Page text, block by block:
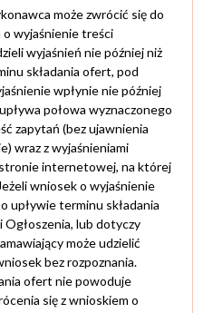
może zwrócić się do
o wyjaśnienie treści
wyjaśnień nie później niż
składania ofert, pod
wpłynie nie później
połowa wyznaczonego
zapytań (bez ujawnienia
wraz z wyjaśnieniami
stronie internetowej, na której
wniosek o wyjaśnienie
upływie terminu składania
lub dotyczy
może udzielić
bez rozpoznania.
ofert nie powoduje
się z wnioskiem o